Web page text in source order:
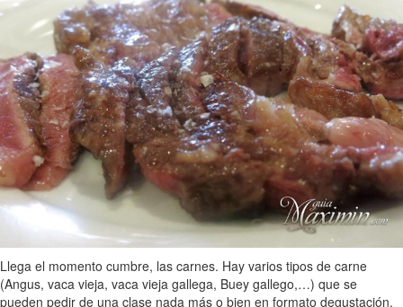
Llega el momento cumbre, las carnes. Hay varios tipos de carne
(Angus, vaca vieja, vaca vieja gallega, Buey gallego,…) que se
pueden pedir de una clase nada más o bien en formato degustación,